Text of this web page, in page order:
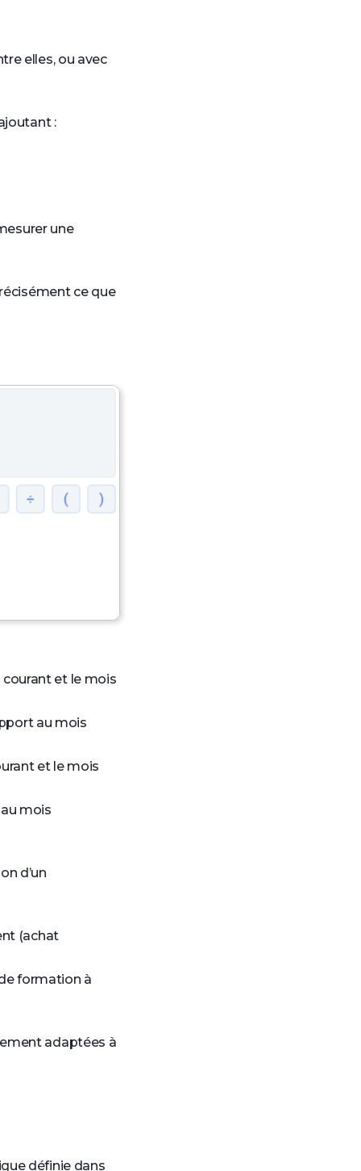
elles, ou avec
:
une
ce que
et le mois
au mois
et le mois
mois
d’un
(achat
formation à
adaptées à
définie dans